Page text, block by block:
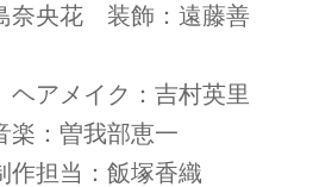
奈央花 装飾：遠藤善
アメイク：吉村英里
楽：曽我部恵一
担当：飯塚香織